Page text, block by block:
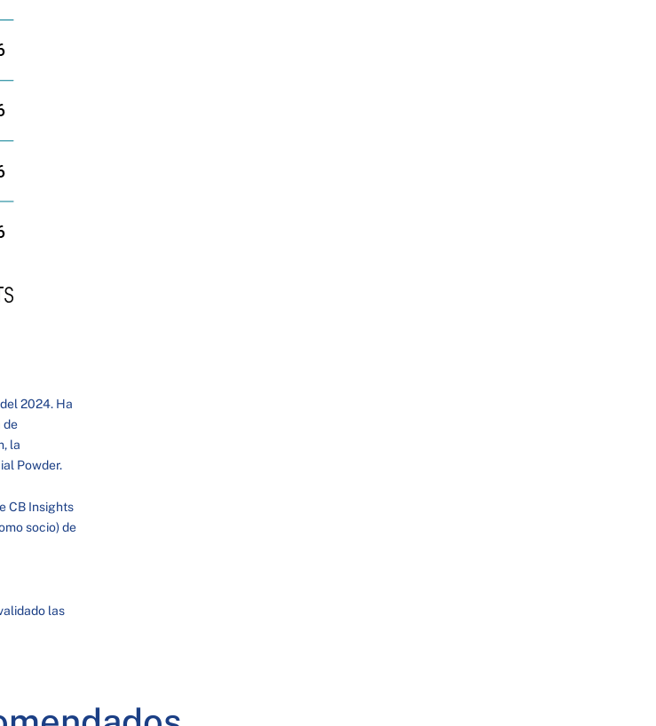
2024. Ha
de
la
Powder.
CB Insights
socio) de
las